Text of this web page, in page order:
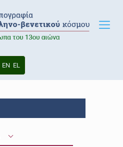
EN EL